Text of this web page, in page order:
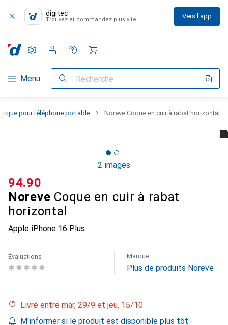
digitec
Trouvez et commandez plus vite Vers l'app
Navigation par catégorie
Menu Recherche
Paramètres
Compte client
Listes de comparaison
Listes d'envies
Panier
pour téléphone portable Noreve Coque en cuir à rabat horizontal
2 images
Noreve Coque en cuir à rabat
horizontal
Apple iPhone 16 Plus
CHF
94.90
Évaluations Marque
Plus de produits Noreve
Livré entre mar, 29/9 et jeu, 15/10
M'informer si le produit est disponible plus tôt